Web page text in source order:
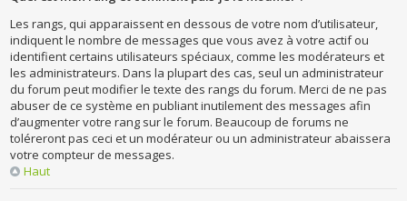
Les rangs, qui apparaissent en dessous de votre nom d’utilisateur,
indiquent le nombre de messages que vous avez à votre actif ou
identifient certains utilisateurs spéciaux, comme les modérateurs et
les administrateurs. Dans la plupart des cas, seul un administrateur
du forum peut modifier le texte des rangs du forum. Merci de ne pas
abuser de ce système en publiant inutilement des messages afin
d’augmenter votre rang sur le forum. Beaucoup de forums ne
toléreront pas ceci et un modérateur ou un administrateur abaissera
votre compteur de messages.
Haut